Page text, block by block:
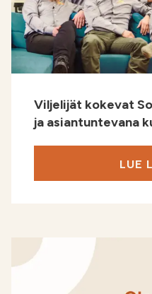
Viljelijät kokevat
ja asiantuntevana
LUE